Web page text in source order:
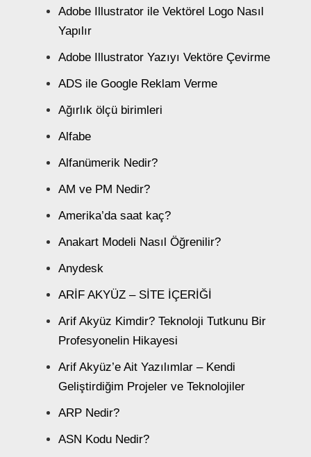
Adobe Illustrator ile Vektörel Logo Nasıl
Yapılır
Adobe Illustrator Yazıyı Vektöre Çevirme
ADS ile Google Reklam Verme
Ağırlık ölçü birimleri
Alfabe
Alfanümerik Nedir?
AM ve PM Nedir?
Amerika’da saat kaç?
Anakart Modeli Nasıl Öğrenilir?
Anydesk
ARİF AKYÜZ – SİTE İÇERİĞİ
Arif Akyüz Kimdir? Teknoloji Tutkunu Bir
Profesyonelin Hikayesi
Arif Akyüz’e Ait Yazılımlar – Kendi
Geliştirdiğim Projeler ve Teknolojiler
ARP Nedir?
ASN Kodu Nedir?